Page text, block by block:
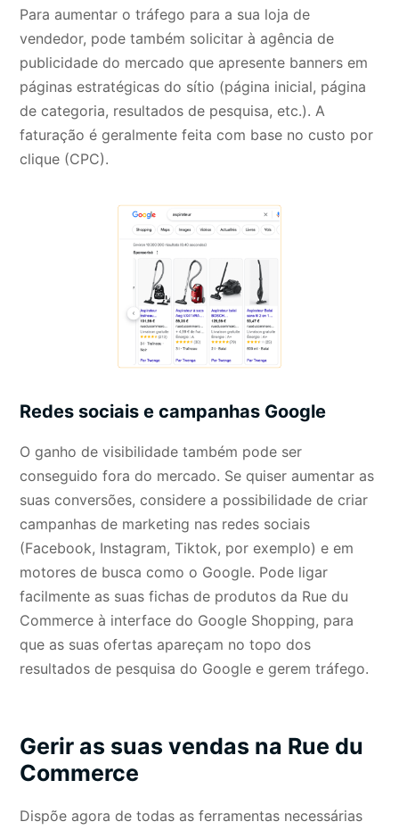
Para aumentar o tráfego para a sua loja de
vendedor, pode também solicitar à agência de
publicidade do mercado que apresente banners em
páginas estratégicas do sítio (página inicial, página
de categoria, resultados de pesquisa, etc.). A
faturação é geralmente feita com base no custo por
clique (CPC).
Redes sociais e campanhas Google
O ganho de visibilidade também pode ser
conseguido fora do mercado. Se quiser aumentar as
suas conversões, considere a possibilidade de criar
campanhas de marketing nas redes sociais
(Facebook, Instagram, Tiktok, por exemplo) e em
motores de busca como o Google. Pode ligar
facilmente as suas fichas de produtos da Rue du
Commerce à interface do Google Shopping, para
que as suas ofertas apareçam no topo dos
resultados de pesquisa do Google e gerem tráfego.
Gerir as suas vendas na Rue du
Commerce
Dispõe agora de todas as ferramentas necessárias